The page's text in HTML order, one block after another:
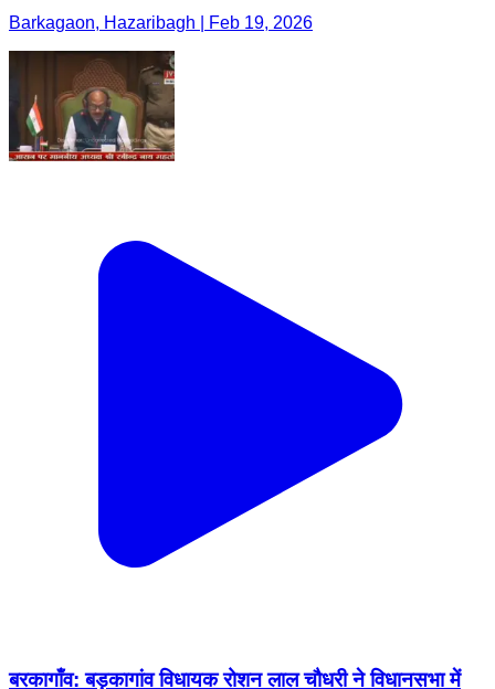
Barkagaon, Hazaribagh | Feb 19, 2026
बरकागाँव: बड़कागांव विधायक रोशन लाल चौधरी ने विधानसभा में